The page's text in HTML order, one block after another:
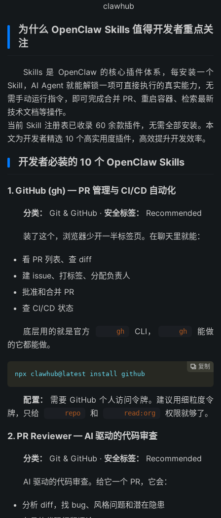
clawhub
为什么 OpenClaw Skills 值得开发者重点关
注
Skills 是 OpenClaw 的核心插件体系，每安装一个
Skill，AI Agent 就能解锁一项可直接执行的真实能力，无
需手动运行指令，即可完成合并 PR、重启容器、检索最新
技术文档等操作。
当前 Skill 注册表已收录 60 余款插件，无需全部安装。本
文为开发者精选 10 个高实用度插件，高效提升开发效率。
开发者必装的 10 个 OpenClaw Skills
1. GitHub (gh) — PR 管理与 CI/CD 自动化
分类： Git & GitHub · 安全标签： Recommended
装了这个，浏览器少开一半标签页。在聊天里就能：
看 PR 列表、查 diff
建 issue、打标签、分配负责人
批准和合并 PR
查 CI/CD 状态
底层用的就是官方 gh CLI， gh
能做
的它都能做。
 复制
npx clawhub@latest install github
配置：
需要 GitHub 个人访问令牌。建议用细粒度令
牌，只给
repo 和 read:org 权限就够了。
2. PR Reviewer — AI 驱动的代码审查
分类： Git & GitHub · 安全标签： Recommended
AI 驱动的代码审查。给它一个 PR，它会：
分析 diff，找 bug、风格问题和潜在隐患